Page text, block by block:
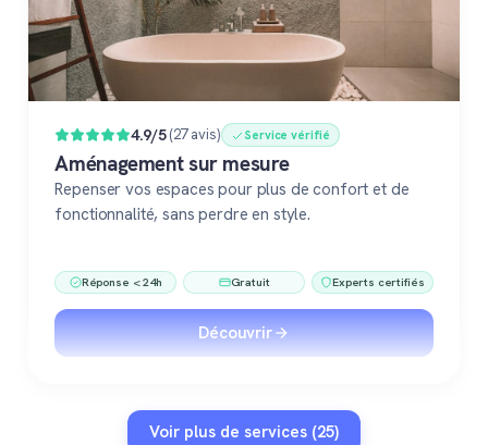
4.9/5(27 avis) Service vérifié
Aménagement sur mesure
Repenser vos espaces pour plus de confort et de
fonctionnalité, sans perdre en style.
Réponse < 24h Gratuit Experts certifiés
Découvrir
Voir plus de services (25)